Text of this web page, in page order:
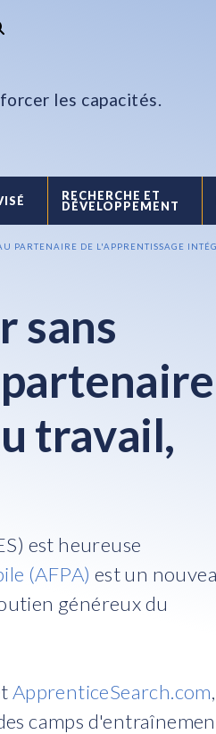
les capacités.
RECHERCHE ET
DÉVELOPPEMENT
PARTENAIRE DE L'APPRENTISSAGE
sans
travail,
est heureuse
(AFPA) est un
généreux du
ApprenticeSearch.com,
camps